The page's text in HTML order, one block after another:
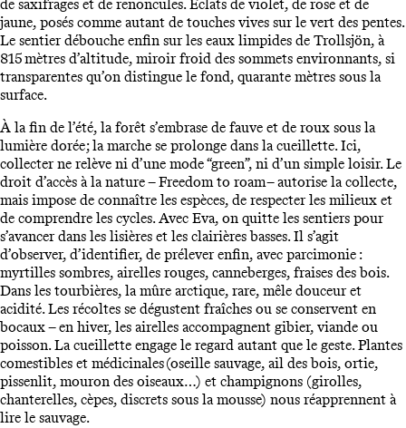
de saxifrages et de renoncules. Éclats de violet, de rose et de
jaune, posés comme autant de touches vives sur le vert des pentes.
Le sentier débouche enfin sur les eaux limpides de Trollsjön, à
815 mètres d’altitude, miroir froid des sommets environnants, si
transparentes qu’on distingue le fond, quarante mètres sous la
surface.
À la fin de l’été, la forêt s’embrase de fauve et de roux sous la
lumière dorée ; la marche se prolonge dans la cueillette. Ici,
collecter ne relève ni d’une mode “green”, ni d’un simple loisir. Le
droit d’accès à la nature – Freedom to roam – autorise la collecte,
mais impose de connaître les espèces, de respecter les milieux et
de comprendre les cycles. Avec Eva, on quitte les sentiers pour
s’avancer dans les lisières et les clairières basses. Il s’agit
d’observer, d’identifier, de prélever enfin, avec parcimonie :
myrtilles sombres, airelles rouges, canneberges, fraises des bois.
Dans les tourbières, la mûre arctique, rare, mêle douceur et
acidité. Les récoltes se dégustent fraîches ou se conservent en
bocaux – en hiver, les airelles accompagnent gibier, viande ou
poisson. La cueillette engage le regard autant que le geste. Plantes
comestibles et médicinales (oseille sauvage, ail des bois, ortie,
pissenlit, mouron des oiseaux…) et champignons (girolles,
chanterelles, cèpes, discrets sous la mousse) nous réapprennent à
lire le sauvage.